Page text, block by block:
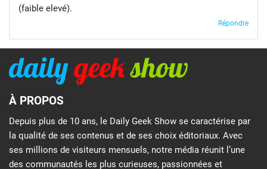
(faible elevé).
Répondre
À PROPOS
Depuis plus de 10 ans, le Daily Geek Show se caractérise par
la qualité de ses contenus et de ses choix éditoriaux. Avec
ses millions de visiteurs mensuels, notre média réunit l’une
des communautés les plus curieuses, passionnées et